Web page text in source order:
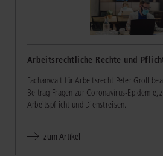
Arbeitsrechtliche Rechte und
Fachanwalt für Arbeitsrecht Peter Groll
Beitrag Fragen zur Coronavirus-Epidemie,
Arbeitspflicht und Dienstreisen.
zum Artikel